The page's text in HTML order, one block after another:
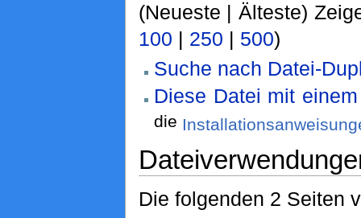
(Neueste | Älteste)
100 | 250 | 500)
Suche nach Datei-
Diese Datei mit
die
Die folgenden 2 Seiten